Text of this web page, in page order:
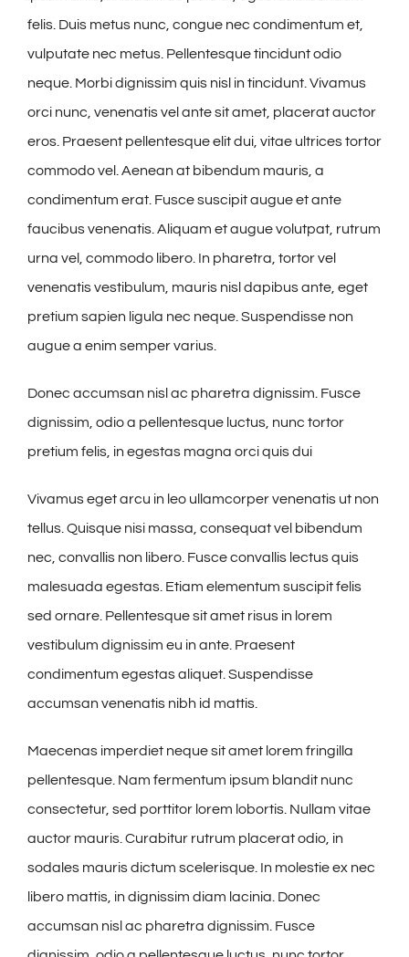
felis. Duis metus nunc, congue nec condimentum et,
vulputate nec metus. Pellentesque tincidunt odio
neque. Morbi dignissim quis nisl in tincidunt. Vivamus
orci nunc, venenatis vel ante sit amet, placerat auctor
eros. Praesent pellentesque elit dui, vitae ultrices tortor
commodo vel. Aenean at bibendum mauris, a
condimentum erat. Fusce suscipit augue et ante
faucibus venenatis. Aliquam et augue volutpat, rutrum
urna vel, commodo libero. In pharetra, tortor vel
venenatis vestibulum, mauris nisl dapibus ante, eget
pretium sapien ligula nec neque. Suspendisse non
augue a enim semper varius.
Donec accumsan nisl ac pharetra dignissim. Fusce
dignissim, odio a pellentesque luctus, nunc tortor
pretium felis, in egestas magna orci quis dui
Vivamus eget arcu in leo ullamcorper venenatis ut non
tellus. Quisque nisi massa, consequat vel bibendum
nec, convallis non libero. Fusce convallis lectus quis
malesuada egestas. Etiam elementum suscipit felis
sed ornare. Pellentesque sit amet risus in lorem
vestibulum dignissim eu in ante. Praesent
condimentum egestas aliquet. Suspendisse
accumsan venenatis nibh id mattis.
Maecenas imperdiet neque sit amet lorem fringilla
pellentesque. Nam fermentum ipsum blandit nunc
consectetur, sed porttitor lorem lobortis. Nullam vitae
auctor mauris. Curabitur rutrum placerat odio, in
sodales mauris dictum scelerisque. In molestie ex nec
libero mattis, in dignissim diam lacinia. Donec
accumsan nisl ac pharetra dignissim. Fusce